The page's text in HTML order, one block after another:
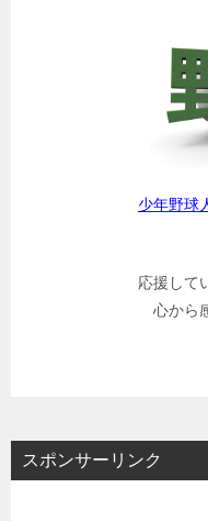
少年野球
応援して
心から
スポンサーリンク